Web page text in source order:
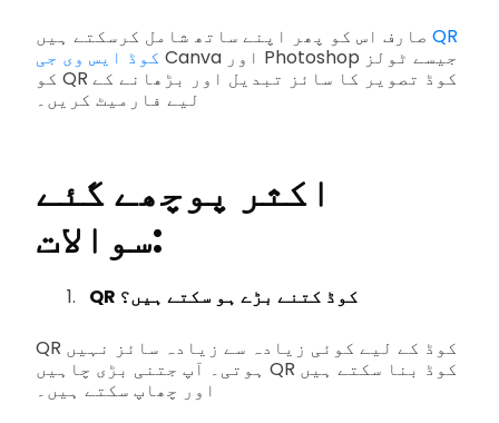
QR
کوڈ ایس وی جی Canva اور Photoshop جیسے ٹولز
کو QR کوڈ تصویر کا سائز تبدیل اور بڑھانے کے
لیے فارمیٹ کریں۔
اکثر پوچھے گئے
سوالات:
QR کوڈ کتنے بڑے ہو سکتے ہیں؟
QR کوڈ کے لیے کوئی زیادہ سے زیادہ سائز نہیں
ہوتی۔ آپ جتنی بڑی چاہیں QR کوڈ بنا سکتے ہیں
اور چھاپ سکتے ہیں۔